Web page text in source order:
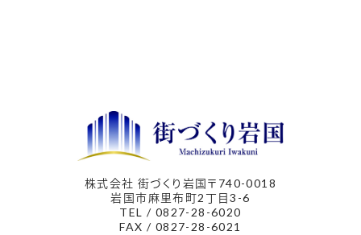
株式会社 街づくり岩国 〒740-0018
岩国市麻里布町2丁目3-6
TEL / 0827-28-6020
FAX / 0827-28-6021